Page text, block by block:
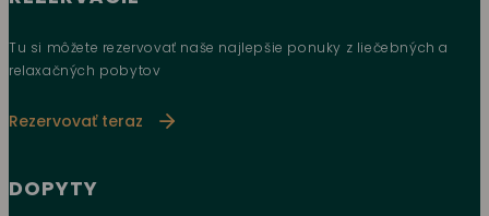
Tu si môžete rezervovať naše najlepšie ponuky z liečebných a
relaxačných pobytov
Rezervovať teraz
DOPYTY